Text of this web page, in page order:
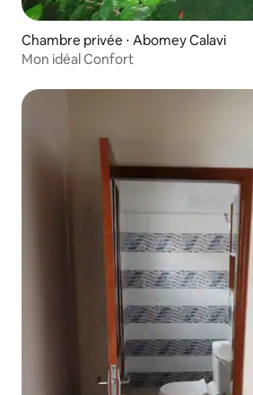
Chambre privée ⋅ Abomey Calavi
Mon idéal Confort